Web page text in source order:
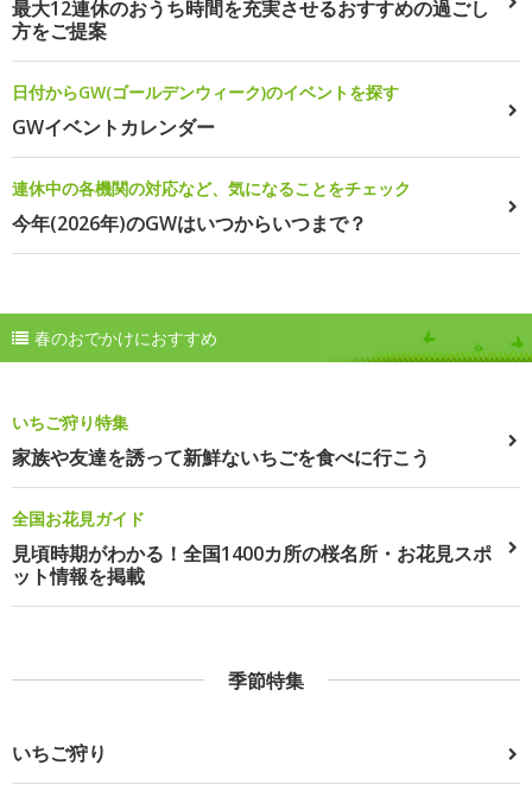
最大12連休のおうち時間を充実させるおすすめの過ごし
方をご提案
日付からGW(ゴールデンウィーク)のイベントを探す
GWイベントカレンダー
連休中の各機関の対応など、気になることをチェック
今年(2026年)のGWはいつからいつまで？
春のおでかけにおすすめ
いちご狩り特集
家族や友達を誘って新鮮ないちごを食べに行こう
全国お花見ガイド
見頃時期がわかる！全国1400カ所の桜名所・お花見スポ
ット情報を掲載
季節特集
いちご狩り